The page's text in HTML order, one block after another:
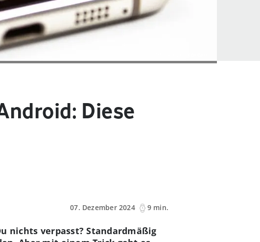
Diese
07. Dezember 2024
9 min.
nichts verpasst? Standardmäßig